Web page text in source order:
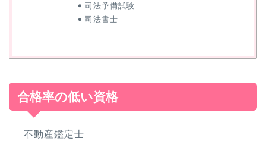
司法予備試験
司法書士
合格率の低い資格
不動産鑑定士